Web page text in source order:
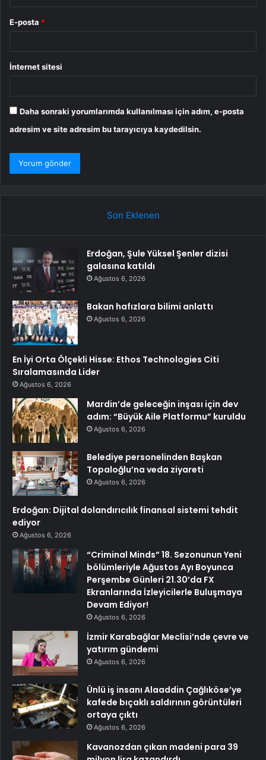
E-posta *
İnternet sitesi
Daha sonraki yorumlarımda kullanılması için adım, e-posta
adresim ve site adresim bu tarayıcıya kaydedilsin.
Son Eklenen
Erdoğan, Şule Yüksel Şenler dizisi
galasına katıldı
Ağustos 6, 2026
Bakan hafızlara bilimi anlattı
Ağustos 6, 2026
En İyi Orta Ölçekli Hisse: Ethos Technologies Citi
Sıralamasında Lider
Ağustos 6, 2026
Mardin’de geleceğin inşası için dev
adım: “Büyük Aile Platformu” kuruldu
Ağustos 6, 2026
Belediye personelinden Başkan
Topaloğlu’na veda ziyareti
Ağustos 6, 2026
Erdoğan: Dijital dolandırıcılık finansal sistemi tehdit
ediyor
Ağustos 6, 2026
“Criminal Minds” 18. Sezonunun Yeni
bölümleriyle Ağustos Ayı Boyunca
Perşembe Günleri 21.30’da FX
Ekranlarında İzleyicilerle Buluşmaya
Devam Ediyor!
Ağustos 6, 2026
İzmir Karabağlar Meclisi’nde çevre ve
yatırım gündemi
Ağustos 6, 2026
Ünlü iş insanı Alaaddin Çağlıköse’ye
kafede bıçaklı saldırının görüntüleri
ortaya çıktı
Ağustos 6, 2026
Kavanozdan çıkan madeni para 39